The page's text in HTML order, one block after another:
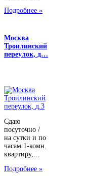
Подробнее »
Москва
Троилинский
переулок, д…
Сдаю
посуточно /
на сутки и по
часам 1-комн.
квартиру,...
Подробнее »